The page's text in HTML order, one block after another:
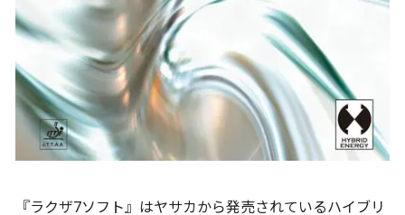
『ラクザ7ソフト』はヤサカから発売されているハイブリ